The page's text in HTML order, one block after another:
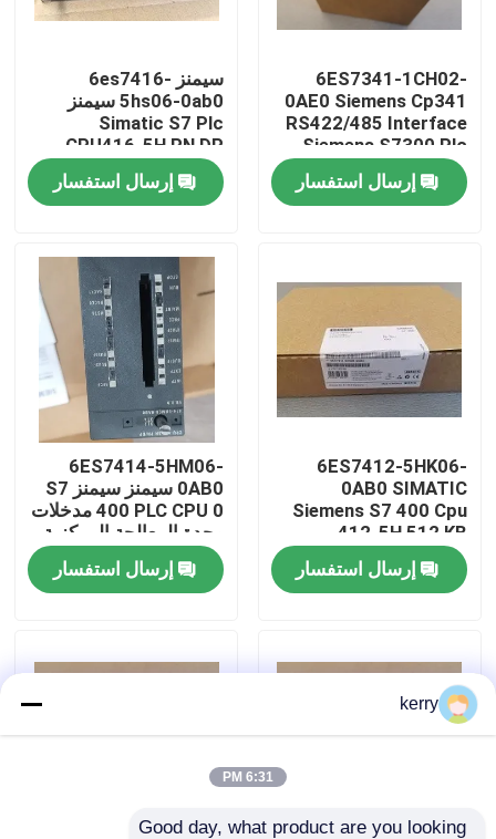
المنزل
فيديوهات
معلومات عنا
جولة في المعمل
رقابة جودة
مدونة
ABB 800xa
6ES7341-1CH02-
0AE0 Siemens Cp341
RS422/485 Interface
Siemens S7300 Plc
Safety Cpu
إرسال استفسار
سيمنز 6es7416-
5hs06-0ab0 سيمنز
Simatic S7 Plc
CPU416-5H PN DP
16MB F وحدة المعالجة
المركزيةإرسال استفسار
6ES7412-5HK06-
0AB0 SIMATIC
Siemens S7 400 Cpu
412-5H 512 KB
Program 1 MB
إرسال استفسار
6ES7414-5HM06-
0AB0 سيمنز سيمنز S7
400 PLC CPU 0 مدخلات
وحدة المعالجة المركزية
إرسال استفسار
kerry
6:31 PM
Good day, what product are you looking